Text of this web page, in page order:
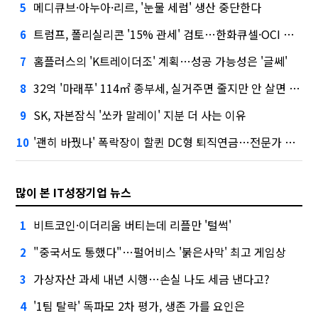
5 메디큐브·아누아·리르, '눈물 세럼' 생산 중단한다
6 트럼프, 폴리실리콘 '15% 관세' 검토…한화큐셀·OCI 영향은?
7 홈플러스의 'K트레이더조' 계획…성공 가능성은 '글쎄'
8 32억 '마래푸' 114㎡ 종부세, 실거주면 줄지만 안 살면 2.5배
9 SK, 자본잠식 '쏘카 말레이' 지분 더 사는 이유
10 '괜히 바꿨나' 폭락장이 할퀸 DC형 퇴직연금…전문가 조언은
많이 본 IT성장기업 뉴스
1 비트코인·이더리움 버티는데 리플만 '털썩'
2 "중국서도 통했다"…펄어비스 '붉은사막' 최고 게임상
3 가상자산 과세 내년 시행…손실 나도 세금 낸다고?
4 '1팀 탈락' 독파모 2차 평가, 생존 가를 요인은